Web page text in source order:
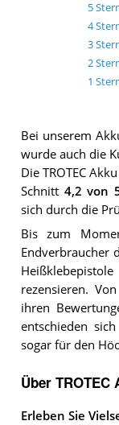
5
4
3
2
1
Bei unserem
wurde auch die
Die TROTEC
Schnitt 4,2 von
sich durch die
Bis zum
Endverbraucher
rezensieren.
ihren
entschieden
sogar für den
Über TROTEC
Erleben Sie